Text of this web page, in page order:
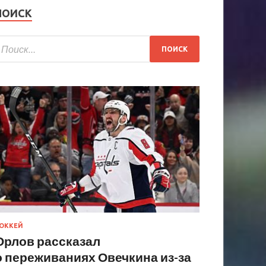
рассказал
переживаниях Овечкина из-за